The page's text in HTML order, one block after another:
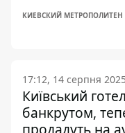
КИЕВСКИЙ МЕТРОПОЛИТЕН
17:12, 14 серпня 2025
Київський
банкрутом,
продадуть на